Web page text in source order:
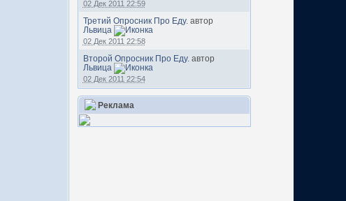
02 Дек 2011 22:59
Третий Опросник Про Еду. автор
Львица
02 Дек 2011 22:58
Второй Опросник Про Еду. автор
Львица
02 Дек 2011 22:54
Реклама